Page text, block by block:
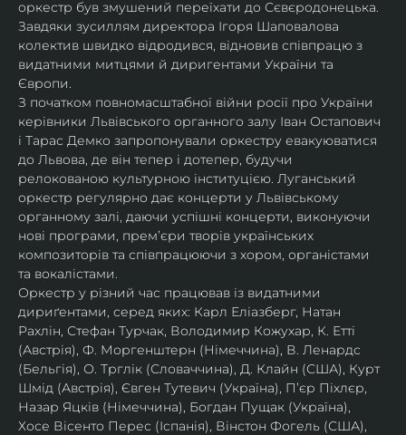
оркестр був змушений переїхати до Сєвєродонецька.
Завдяки зусиллям директора Ігоря Шаповалова
колектив швидко відродився, відновив співпрацю з
видатними митцями й диригентами України та
Європи.
З початком повномасштабної війни росії про України
керівники Львівського органного залу Іван Остапович
і Тарас Демко запропонували оркестру евакуюватися
до Львова, де він тепер і дотепер, будучи
релокованою культурною інституцією. Луганський
оркестр регулярно дає концерти у Львівському
органному залі, даючи успішні концерти, виконуючи
нові програми, прем’єри творів українських
композиторів та співпрацюючи з хором, органістами
та вокалістами.
Оркестр у різний час працював із видатними
дириґентами, серед яких: Карл Еліазберг, Натан
Рахлін, Стефан Турчак, Володимир Кожухар, К. Етті
(Австрія), Ф. Моргенштерн (Німеччина), В. Ленардс
(Бельгія), О. Трглік (Словаччина), Д. Клайн (США), Курт
Шмід (Австрія), Євген Тутевич (Україна), П’єр Піхлєр,
Назар Яцків (Німеччина), Богдан Пущак (Україна),
Хосе Вісенто Перес (Іспанія), Вінстон Фогель (США),